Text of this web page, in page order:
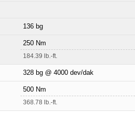
136 bg
250 Nm
184.39 lb.-ft.
328 bg @ 4000 dev/dak
500 Nm
368.78 lb.-ft.